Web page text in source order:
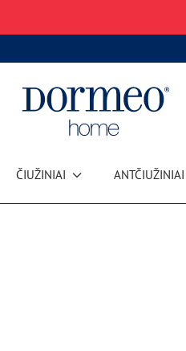
ČIUŽINIAI ANTČIUŽINIAI